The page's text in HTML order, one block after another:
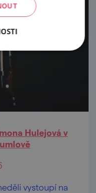
Hulejová v
vystoupí na